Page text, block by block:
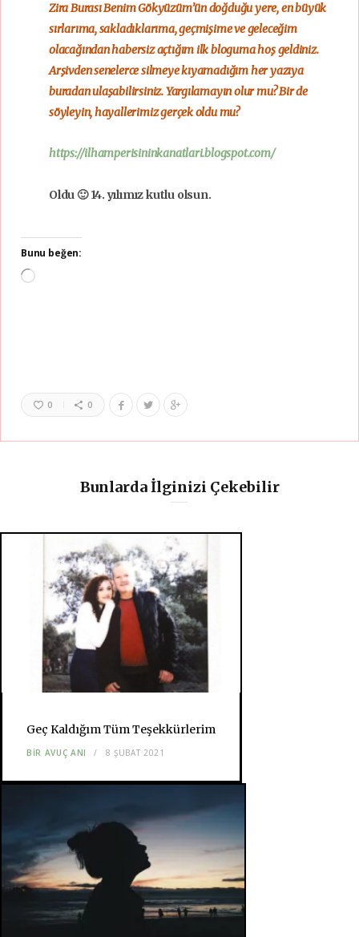
Zira Burası Benim Gökyüzüm’ün doğduğu yere, en büyük
sırlarıma, sakladıklarıma, geçmişime ve geleceğim
olacağından habersiz açtığım ilk bloguma hoş geldiniz.
Arşivden senelerce silmeye kıyamadığım her yazıya
buradan ulaşabilirsiniz. Yargılamayın olur mu? Bir de
söyleyin, hayallerimiz gerçek oldu mu?
https://ilhamperisininkanatlari.blogspot.com/
Oldu 🙂 14. yılımız kutlu olsun.
Bunu beğen:
Yükleniyor...
0 0
Bunlarda İlginizi Çekebilir
Geç Kaldığım Tüm Teşekkürlerim
BIR AVUÇ ANI 8 ŞUBAT 2021